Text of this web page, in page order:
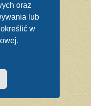
oraz
lub
w